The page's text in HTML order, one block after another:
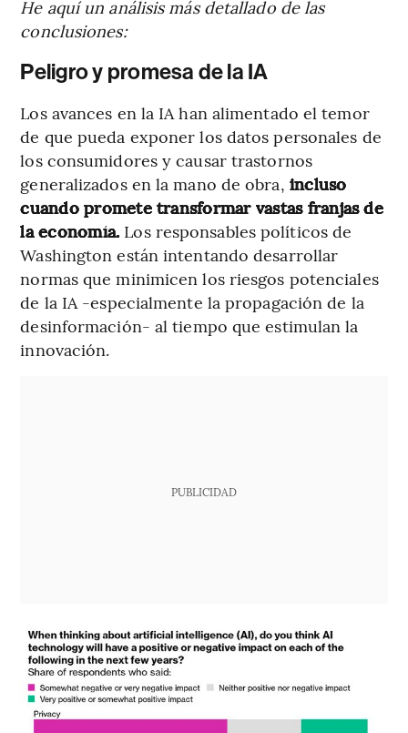
He aquí un análisis más detallado de las
conclusiones:
Peligro y promesa de la IA
Los avances en la IA han alimentado el temor
de que pueda exponer los datos personales de
los consumidores y causar trastornos
generalizados en la mano de obra, incluso
cuando promete transformar vastas franjas de
la economía. Los responsables políticos de
Washington están intentando desarrollar
normas que minimicen los riesgos potenciales
de la IA -especialmente la propagación de la
desinformación- al tiempo que estimulan la
innovación.
PUBLICIDAD